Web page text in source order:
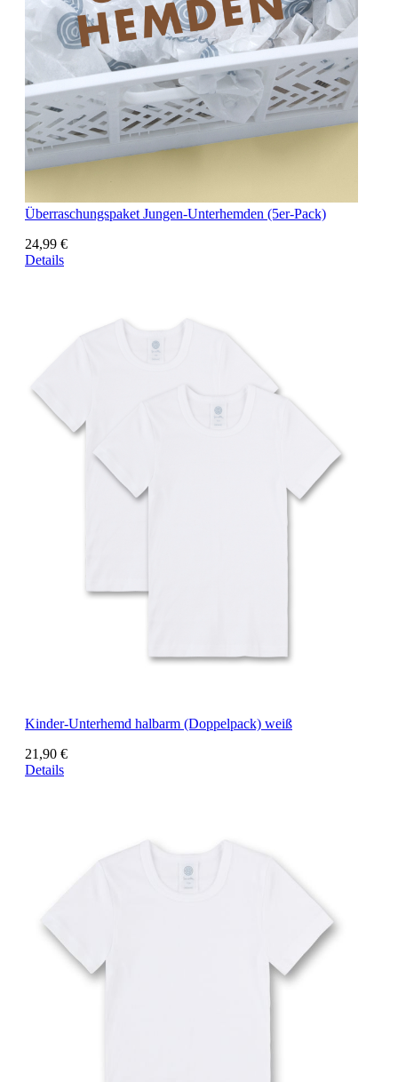
Überraschungspaket Jungen-Unterhemden (5er-Pack)
24,99 €
Details
Kinder-Unterhemd halbarm (Doppelpack) weiß
21,90 €
Details